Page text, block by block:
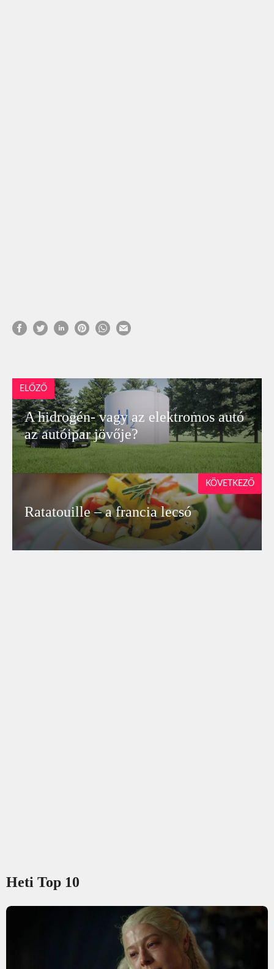
ELŐZŐ
A hidrogén- vagy az elektromos autó
az autóipar jövője?
Ratatouille – a francia lecsó
KÖVETKEZŐ
Heti Top 10